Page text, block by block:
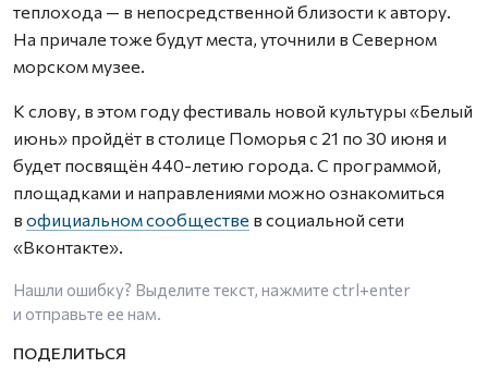
теплохода — в непосредственной близости к автору.
На причале тоже будут места, уточнили в Северном
морском музее.
К слову, в этом году фестиваль новой культуры «Белый
июнь» пройдёт в столице Поморья с 21 по 30 июня и
будет посвящён 440-летию города. С программой,
площадками и направлениями можно ознакомиться
в официальном сообществе в социальной сети
«Вконтакте».
Нашли ошибку? Выделите текст, нажмите ctrl+enter
и отправьте ее нам.